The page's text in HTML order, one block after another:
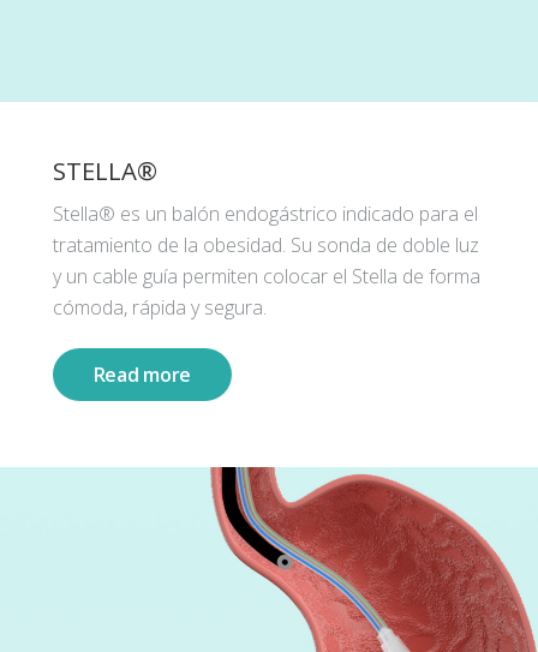
STELLA®
Stella® es un balón endogástrico indicado para el
tratamiento de la obesidad. Su sonda de doble luz
y un cable guía permiten colocar el Stella de forma
cómoda, rápida y segura.
Read more